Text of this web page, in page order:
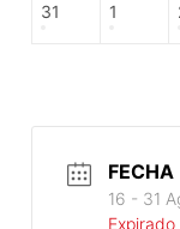
31 1
FECHA
16 - 31
Expirado